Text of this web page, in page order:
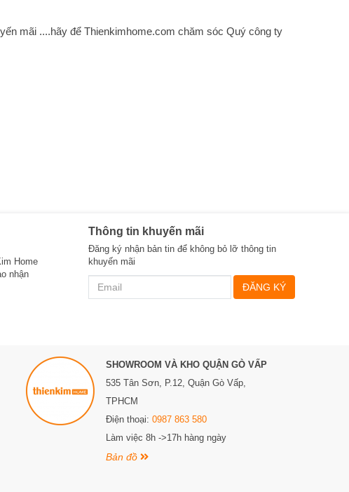
mãi ....hãy để Thienkimhome.com chăm sóc Quý công ty
Home
nhận
Thông tin khuyến mãi
Đăng ký nhận bản tin để không bỏ lỡ thông tin
khuyến mãi
ĐĂNG KÝ
SHOWROOM VÀ KHO QUẬN GÒ VẤP
535 Tân Sơn, P.12, Quận Gò Vấp,
TPHCM
Điện thoại: 0987 863 580
Làm việc 8h ->17h hàng ngày
Bản đồ